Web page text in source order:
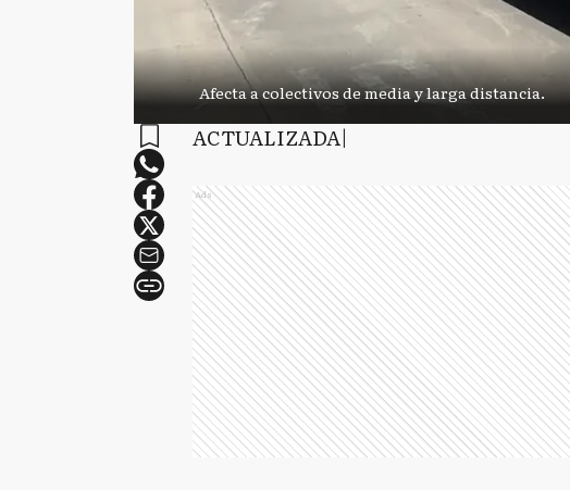
Afecta a colectivos de media y larga distancia.
ACTUALIZADA|
Ads